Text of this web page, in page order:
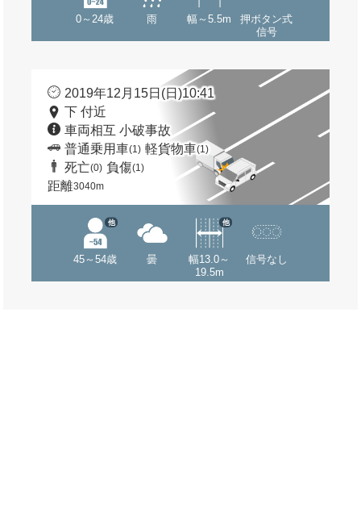
0～24歳 雨 幅～5.5m
押ボタン式
信号
2019年12月15日(日)10:41
下 付近
車両相互 小破事故
普通乗用車(1) 軽貨物車(1)
死亡(0) 負傷(1)
距離3040m
45～54歳
他
曇
幅13.0～
19.5m
他
信号なし